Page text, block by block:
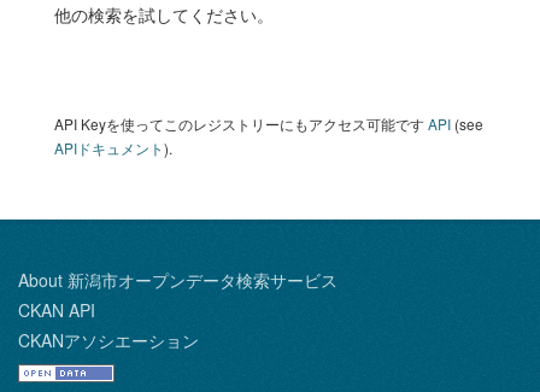
他の検索を試してください。
API Keyを使ってこのレジストリーにもアクセス可能ですAPI (see
APIドキュメント).
About 新潟市オープンデータ検索サービス
CKAN API
CKANアソシエーション